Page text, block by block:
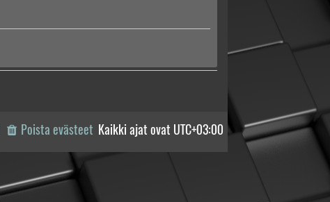
Kaikki ajat ovat UTC+03:00
Poista evästeet